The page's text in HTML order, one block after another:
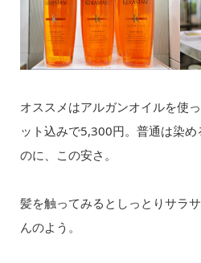
オススメはアルガンオイルを使
ット込みで5,300円。普通は染
のに、この安さ。
髪を触ってみるとしっとりサラ
んのよう。